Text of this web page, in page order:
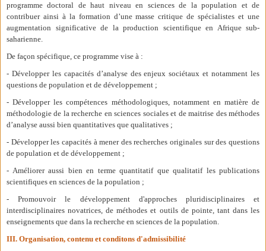
programme doctoral de haut niveau en sciences de la population et de
contribuer ainsi à la formation d’une masse critique de spécialistes et une
augmentation significative de la production scientifique en Afrique sub-
saharienne.
De façon spécifique, ce programme vise à :
- Développer les capacités d’analyse des enjeux sociétaux et notamment les
questions de population et de développement ;
- Développer les compétences méthodologiques, notamment en matière de
méthodologie de la recherche en sciences sociales et de maitrise des méthodes
d’analyse aussi bien quantitatives que qualitatives ;
- Développer les capacités à mener des recherches originales sur des questions
de population et de développement ;
- Améliorer aussi bien en terme quantitatif que qualitatif les publications
scientifiques en sciences de la population ;
- Promouvoir le développement d'approches pluridisciplinaires et
interdisciplinaires novatrices, de méthodes et outils de pointe, tant dans les
enseignements que dans la recherche en sciences de la population.
III. Organisation, contenu et conditons d'admissibilité